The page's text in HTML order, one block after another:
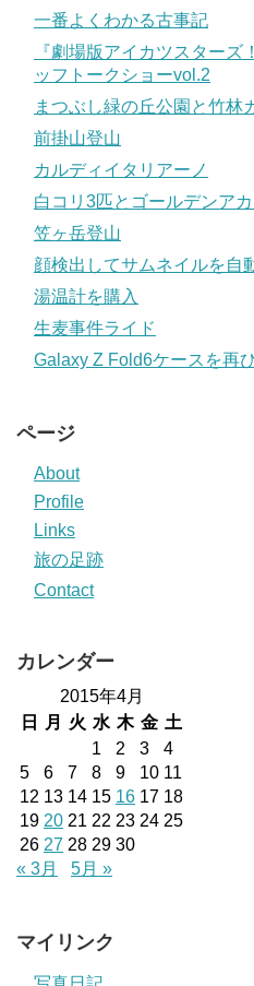
一番よくわかる古事記
『劇場版アイカツスターズ
ッフトークショーvol.2
まつぶし緑の丘公園と竹林
前掛山登山
カルディイタリアーノ
白コリ3匹とゴールデンア
笠ヶ岳登山
顔検出してサムネイルを自
湯温計を購入
生麦事件ライド
Galaxy Z Fold6ケースを再
ページ
About
Profile
Links
旅の足跡
Contact
カレンダー
2015年4月
日
月 火 水 木 金 土
1
2 3
4
5
6 7 8 9 10 11
12 13 14 15 16 17 18
19 20 21 22 23 24 25
26 27 28 29 30
« 3月
5月 »
マイリンク